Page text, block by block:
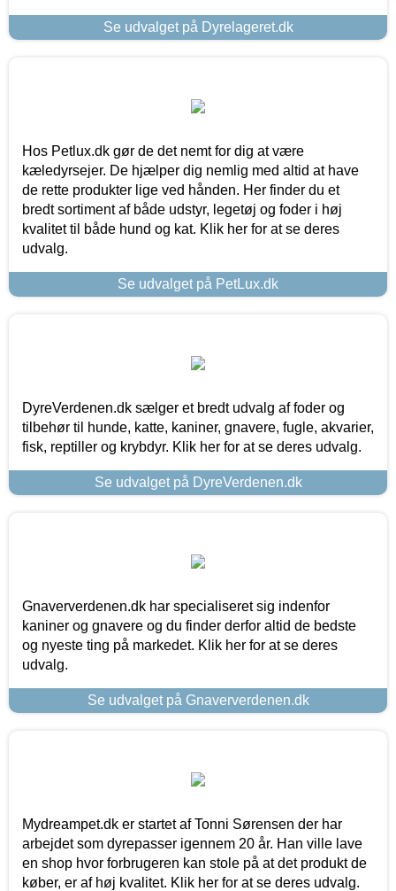
Se udvalget på Dyrelageret.dk
Hos Petlux.dk gør de det nemt for dig at være
kæledyrsejer. De hjælper dig nemlig med altid at have
de rette produkter lige ved hånden. Her finder du et
bredt sortiment af både udstyr, legetøj og foder i høj
kvalitet til både hund og kat. Klik her for at se deres
udvalg.
Se udvalget på PetLux.dk
DyreVerdenen.dk sælger et bredt udvalg af foder og
tilbehør til hunde, katte, kaniner, gnavere, fugle, akvarier,
fisk, reptiller og krybdyr. Klik her for at se deres udvalg.
Se udvalget på DyreVerdenen.dk
Gnaververdenen.dk har specialiseret sig indenfor
kaniner og gnavere og du finder derfor altid de bedste
og nyeste ting på markedet. Klik her for at se deres
udvalg.
Se udvalget på Gnaververdenen.dk
Mydreampet.dk er startet af Tonni Sørensen der har
arbejdet som dyrepasser igennem 20 år. Han ville lave
en shop hvor forbrugeren kan stole på at det produkt de
køber, er af høj kvalitet. Klik her for at se deres udvalg.